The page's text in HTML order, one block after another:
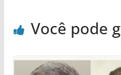
Você pode